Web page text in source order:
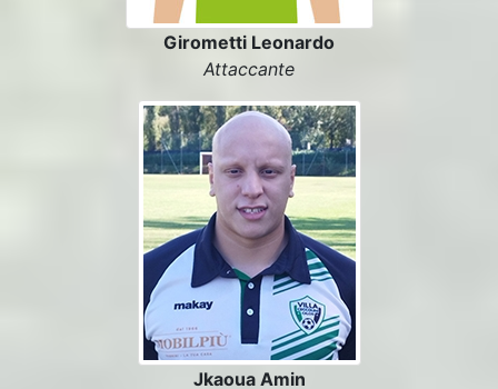
Girometti Leonardo
Attaccante
Jkaoua Amin